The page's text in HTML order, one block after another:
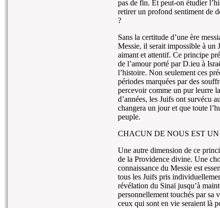
pas de fin. Et peut-on étudier
retirer un profond sentiment de
?
Sans la certitude d’une ère
Messie, il serait impossible à un
aimant et attentif. Ce principe
de l’amour porté par D.ieu à
l’histoire. Non seulement ces
périodes marquées par des
percevoir comme un pur leurre
d’années, les Juifs ont survécu
changera un jour et que toute
peuple.
CHACUN DE NOUS EST
Une autre dimension de ce
de la Providence divine. Une
connaissance du Messie est
tous les Juifs pris
révélation du Sinaï jusqu’à
personnellement touchés par sa
ceux qui sont en vie seraient là